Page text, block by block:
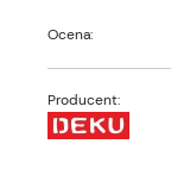
Ocena:
Producent: